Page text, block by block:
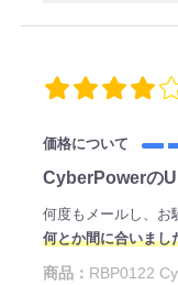
価格について
CyberPowerの
何度もメールし、お
何とか間に合いまし
商品： RBP0122